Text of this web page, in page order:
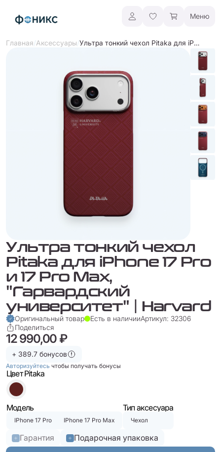
Меню
Главная/Аксессуары/ Ультра тонкий чехол Pitaka для iPhone 17 Pro и 17 Pro Max, "Гарвардский университет" | Harvard
Ультра тонкий чехол
Pitaka для iPhone 17 Pro
и 17 Pro Max,
"Гарвардский
университет" | Harvard
Оригинальный товар Есть в наличииАртикул: 32306
Поделиться
12 990,00 ₽
+ 389.7 бонусов
Авторизуйтесь чтобы получать бонусы
Цвет Pitaka
Модель
IPhone 17 Pro IPhone 17 Pro Max
Тип аксесуара
Чехол
Гарантия Подарочная упаковка